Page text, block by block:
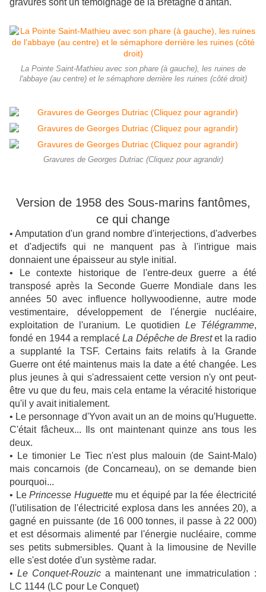
La Pointe Saint-Mathieu avec son phare (à gauche), les ruines de
l'abbaye (au centre) et le sémaphore derrière les ruines (côté droit)
Gravures de Georges Dutriac (Cliquez pour agrandir)
Version de 1958 des Sous-marins fantômes,
ce qui change
• Amputation d'un grand nombre d'interjections, d'adverbes
et d'adjectifs qui ne manquent pas à l'intrigue mais
donnaient une épaisseur au style initial.
• Le contexte historique de l'entre-deux guerre a été
transposé après la Seconde Guerre Mondiale dans les
années 50 avec influence hollywoodienne, autre mode
vestimentaire, développement de l'énergie nucléaire,
exploitation de l'uranium. Le quotidien Le Télégramme,
fondé en 1944 a remplacéLa Dépêche de Brestet la radio
a supplanté la TSF. Certains faits relatifs à la Grande
Guerre ont été maintenus mais la date a été changée. Les
plus jeunes à qui s'adressaient cette version n'y ont peut-
être vu que du feu, mais cela entame la véracité historique
qu'il y avait initialement.
• Le personnage d'Yvon avait un an de moins qu'Huguette.
C'était fâcheux... Ils ont maintenant quinze ans tous les
deux.
• Le timonier Le Tiec n'est plus malouin (de Saint-Malo)
mais concarnois (de Concarneau), on se demande bien
pourquoi...
• LePrincesse Huguettemu et équipé par la fée électricité
(l'utilisation de l'électricité explosa dans les années 20), a
gagné en puissante (de 16 000 tonnes, il passe à 22 000)
et est désormais alimenté par l'énergie nucléaire, comme
ses petits submersibles. Quant à la limousine de Neville
elle s'est dotée d'un système radar.
• Le Conquet-Rouzic a maintenant une immatriculation :
LC 1144 (LC pour Le Conquet)